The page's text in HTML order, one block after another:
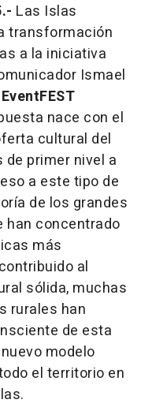
Las Islas
transformación
a la iniciativa
Ismael
EventFEST
nace con el
cultural del
primer nivel a
a este tipo de
de los grandes
concentrado
más
al
sólida, muchas
rurales han
de esta
modelo
el territorio en